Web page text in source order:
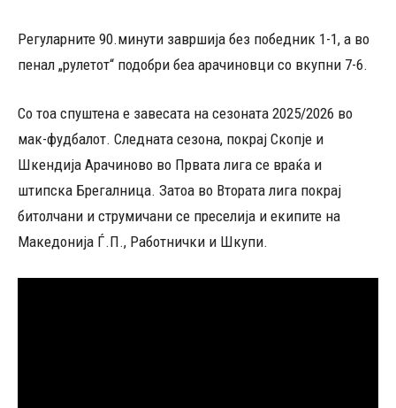
Регуларните 90.минути завршија без победник 1-1, а во
пенал „рулетот“ подобри беа арачиновци со вкупни 7-6.
Со тоа спуштена е завесата на сезоната 2025/2026 во
мак-фудбалот. Следната сезона, покрај Скопје и
Шкендија Арачиново во Првата лига се враќа и
штипска Брегалница. Затоа во Втората лига покрај
битолчани и струмичани се преселија и екипите на
Македонија Ѓ.П., Работнички и Шкупи.